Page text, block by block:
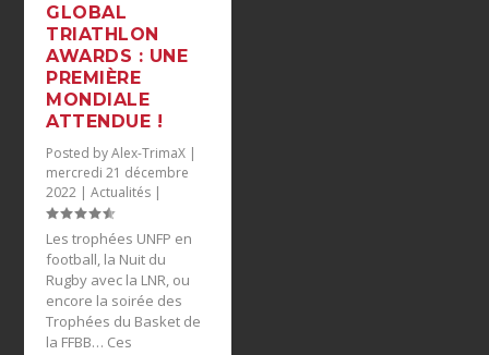
GLOBAL
TRIATHLON
AWARDS : UNE
PREMIÈRE
MONDIALE
ATTENDUE !
Posted byAlex-TrimaX |
mercredi 21 décembre
2022 |Actualités |
Les trophées UNFP en
football, la Nuit du
Rugby avec la LNR, ou
encore la soirée des
Trophées du Basket de
la FFBB… Ces